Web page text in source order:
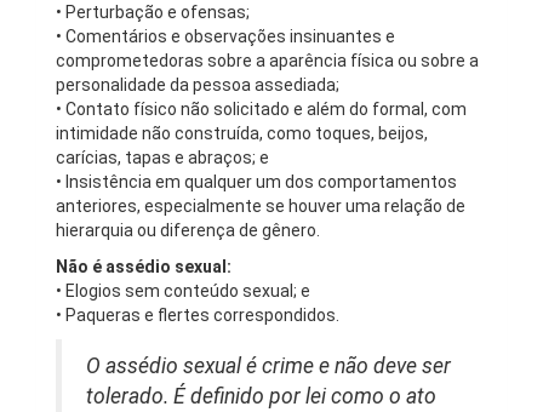
• Perturbação e ofensas;
• Comentários e observações insinuantes e
comprometedoras sobre a aparência física ou sobre a
personalidade da pessoa assediada;
• Contato físico não solicitado e além do formal, com
intimidade não construída, como toques, beijos,
carícias, tapas e abraços; e
• Insistência em qualquer um dos comportamentos
anteriores, especialmente se houver uma relação de
hierarquia ou diferença de gênero.
Não é assédio sexual:
• Elogios sem conteúdo sexual; e
• Paqueras e flertes correspondidos.
O assédio sexual é crime e não deve ser
tolerado. É definido por lei como o ato